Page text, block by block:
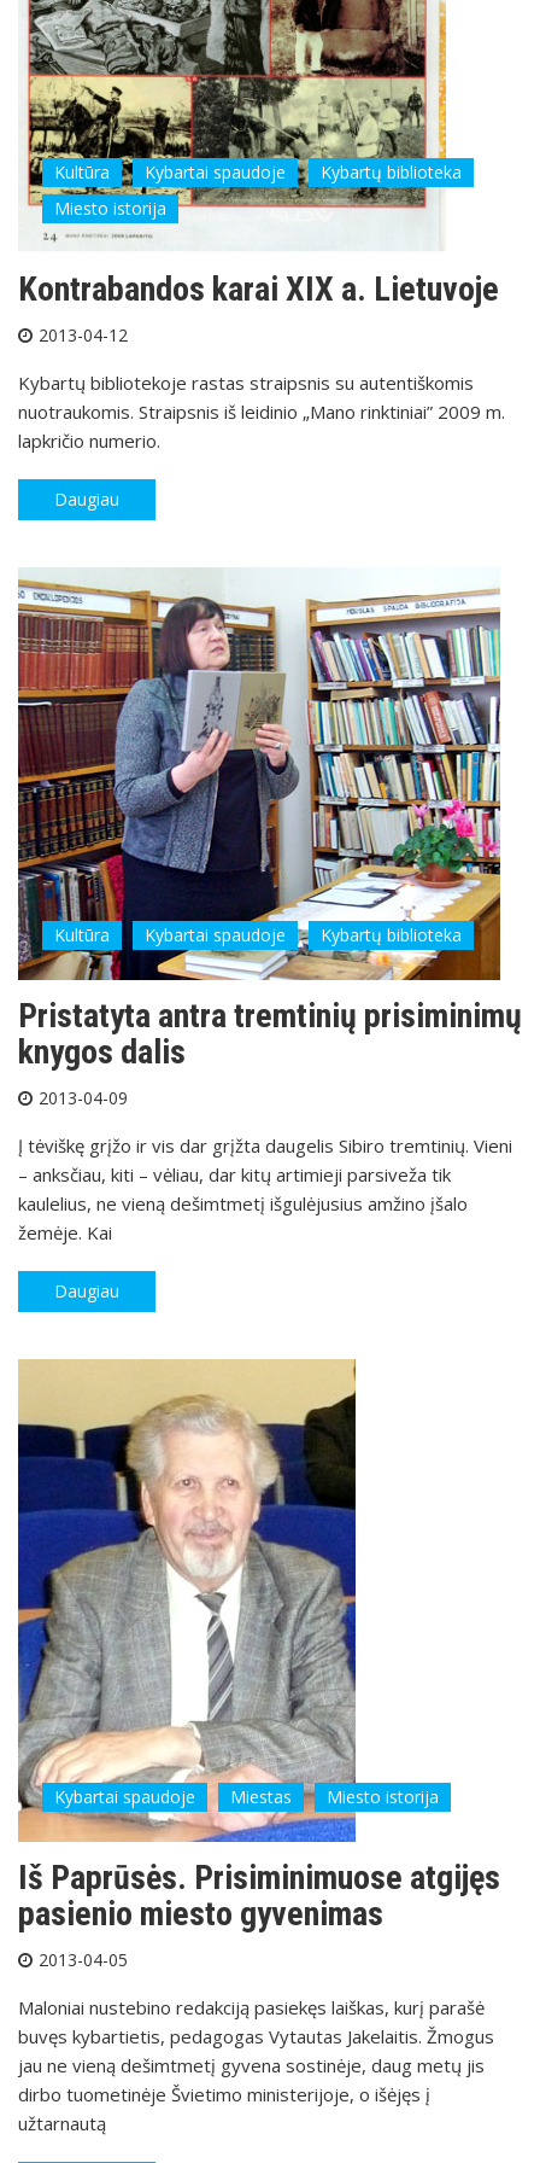
Kultūra Kybartai spaudoje
Kybartų biblioteka
Miesto istorija
Kontrabandos karai XIX a. Lietuvoje
2013-04-12
Kybartų bibliotekoje rastas straipsnis su autentiškomis
nuotraukomis. Straipsnis iš leidinio „Mano rinktiniai” 2009 m.
lapkričio numerio.
Daugiau
Kultūra Kybartai spaudoje Kybartų biblioteka
Pristatyta antra tremtinių prisiminimų
knygos dalis
2013-04-09
Į tėviškę grįžo ir vis dar grįžta daugelis Sibiro tremtinių. Vieni
– anksčiau, kiti – vėliau, dar kitų artimieji parsiveža tik
kaulelius, ne vieną dešimtmetį išgulėjusius amžino įšalo
žemėje. Kai
Daugiau
Kybartai spaudoje Miestas Miesto istorija
Iš Paprūsės. Prisiminimuose atgijęs
pasienio miesto gyvenimas
2013-04-05
Maloniai nustebino redakciją pasiekęs laiškas, kurį parašė
buvęs kybartietis, pedagogas Vytautas Jakelaitis. Žmogus
jau ne vieną dešimtmetį gyvena sostinėje, daug metų jis
dirbo tuometinėje Švietimo ministerijoje, o išėjęs į
užtarnautą